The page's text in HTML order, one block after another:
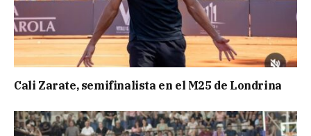
Cali Zarate, semifinalista en el M25 de Londrina